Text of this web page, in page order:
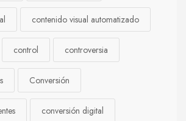
contenido visual automatizado
control controversia
Conversión
conversión digital